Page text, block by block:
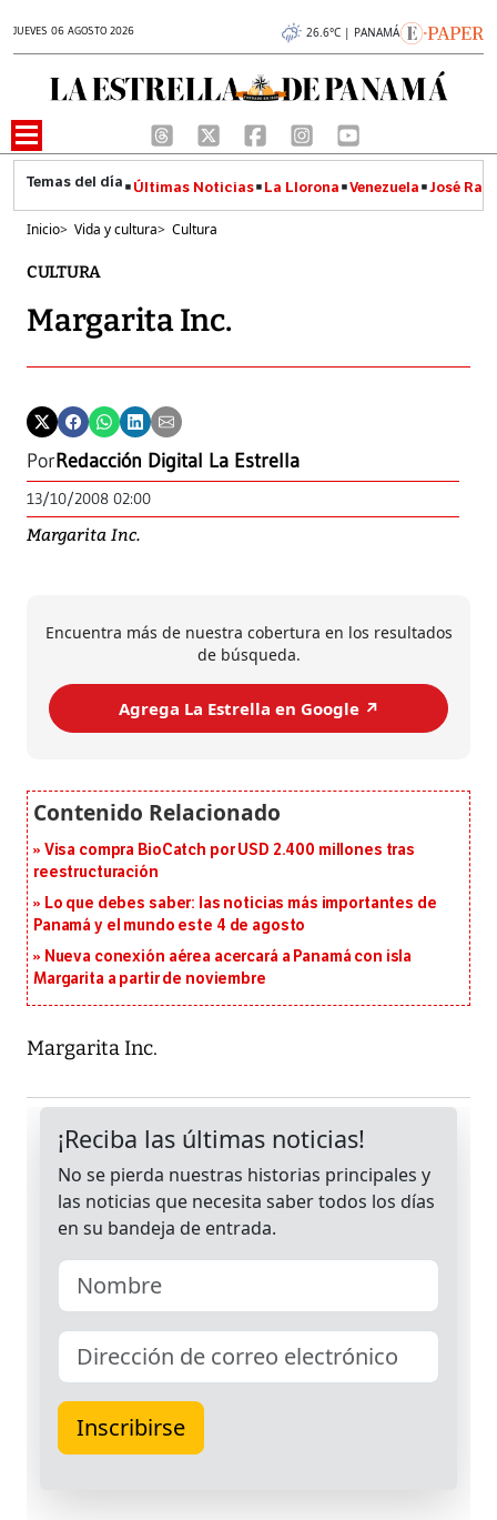
JUEVES 06 AGOSTO 2026 26.6°C | PANAMÁ
Últimas Noticias La Llorona Venezuela José
Inicio> Vida y cultura> Cultura
CULTURA
Margarita Inc.
PorRedacción Digital La Estrella
13/10/2008 02:00
Margarita Inc.
Encuentra más de nuestra cobertura en los resultados
de búsqueda.
Agrega La Estrella en Google ↗️
Visa compra BioCatch por USD 2.400 millones tras
reestructuración
Lo que debes saber: las noticias más importantes de
Panamá y el mundo este 4 de agosto
Nueva conexión aérea acercará a Panamá con isla
Margarita a partir de noviembre
Margarita Inc.